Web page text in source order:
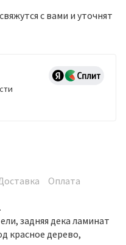
с вами и уточнят
Оплата
задняя дека ламинат
красное дерево,